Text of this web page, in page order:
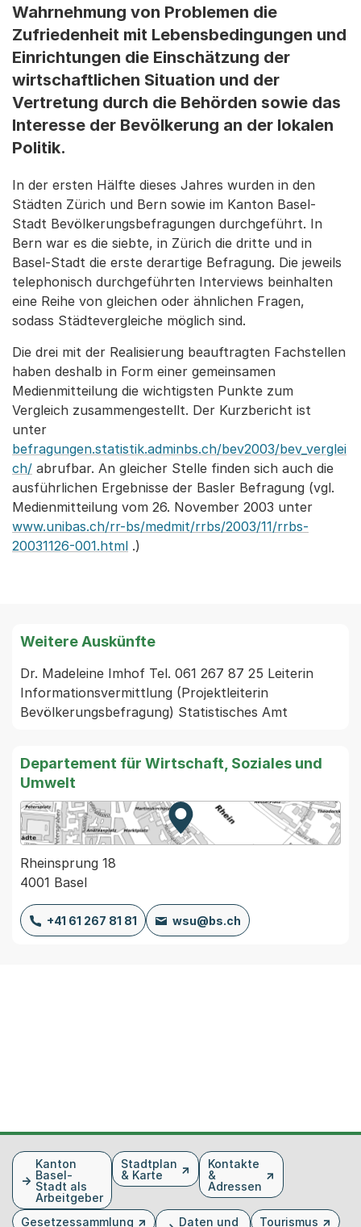
Wahrnehmung von Problemen die
Zufriedenheit mit Lebensbedingungen und
Einrichtungen die Einschätzung der
wirtschaftlichen Situation und der
Vertretung durch die Behörden sowie das
Interesse der Bevölkerung an der lokalen
Politik.
In der ersten Hälfte dieses Jahres wurden in den
Städten Zürich und Bern sowie im Kanton Basel-
Stadt Bevölkerungsbefragungen durchgeführt. In
Bern war es die siebte, in Zürich die dritte und in
Basel-Stadt die erste derartige Befragung. Die jeweils
telephonisch durchgeführten Interviews beinhalten
eine Reihe von gleichen oder ähnlichen Fragen,
sodass Städtevergleiche möglich sind.
Die drei mit der Realisierung beauftragten Fachstellen
haben deshalb in Form einer gemeinsamen
Medienmitteilung die wichtigsten Punkte zum
Vergleich zusammengestellt. Der Kurzbericht ist
unter
befragungen.statistik.adminbs.ch/bev2003/bev_verglei
ch/ abrufbar. An gleicher Stelle finden sich auch die
ausführlichen Ergebnisse der Basler Befragung (vgl.
Medienmitteilung vom 26. November 2003 unter
www.unibas.ch/rr-bs/medmit/rrbs/2003/11/rrbs-
20031126-001.html .)
Weitere Auskünfte
Dr. Madeleine Imhof Tel. 061 267 87 25 Leiterin
Informationsvermittlung (Projektleiterin
Bevölkerungsbefragung) Statistisches Amt
Departement für Wirtschaft, Soziales und
Umwelt
Zur Karte von MapBS.
Externer Link, wird in einem
Rheinsprung 18
4001 Basel
+41 61 267 81 81 wsu@bs.ch
FusszeileKanton
Basel-
Stadt als
Arbeitgeber
Stadtplan
& Karte
Kontakte
&
Adressen
Gesetzessammlung
Daten und
Tourismus